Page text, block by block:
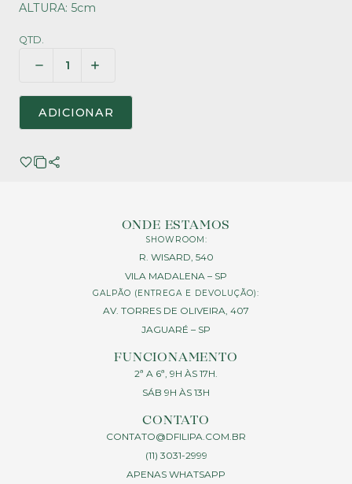
ALTURA: 5cm
QTD.
ADICIONAR
ONDE ESTAMOS
SHOWROOM:
R. WISARD, 540
VILA MADALENA – SP
GALPÃO (ENTREGA E DEVOLUÇÃO):
AV. TORRES DE OLIVEIRA, 407
JAGUARÉ – SP
FUNCIONAMENTO
2ª A 6ª, 9H ÀS 17H.
SÁB 9H ÀS 13H
CONTATO
CONTATO@DFILIPA.COM.BR
(11) 3031-2999
APENAS WHATSAPP